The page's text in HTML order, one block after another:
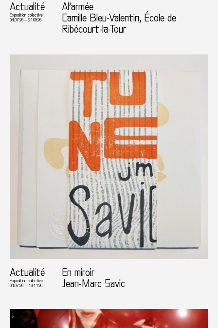
Actualité
Exposition collective
04.07.26 — 21.09.26
Al’armée
Camille Bleu-Valentin, École de
Ribécourt-la-Tour
Actualité
Exposition collective
01.07.26 — 16.11.26
En miroir
Jean-Marc Savic